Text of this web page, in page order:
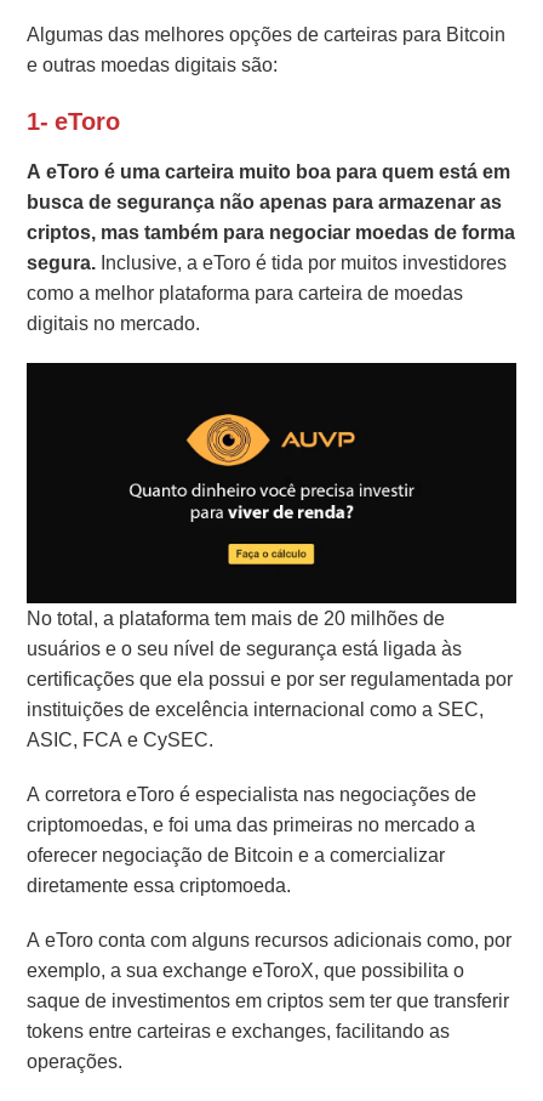
Algumas das melhores opções de carteiras para Bitcoin
e outras moedas digitais são:
1- eToro
A eToro é uma carteira muito boa para quem está em
busca de segurança não apenas para armazenar as
criptos, mas também para negociar moedas de forma
segura. Inclusive, a eToro é tida por muitos investidores
como a melhor plataforma para carteira de moedas
digitais no mercado.
No total, a plataforma tem mais de 20 milhões de
usuários e o seu nível de segurança está ligada às
certificações que ela possui e por ser regulamentada por
instituições de excelência internacional como a SEC,
ASIC, FCA e CySEC.
A corretora eToro é especialista nas negociações de
criptomoedas, e foi uma das primeiras no mercado a
oferecer negociação de Bitcoin e a comercializar
diretamente essa criptomoeda.
A eToro conta com alguns recursos adicionais como, por
exemplo, a sua exchange eToroX, que possibilita o
saque de investimentos em criptos sem ter que transferir
tokens entre carteiras e exchanges, facilitando as
operações.